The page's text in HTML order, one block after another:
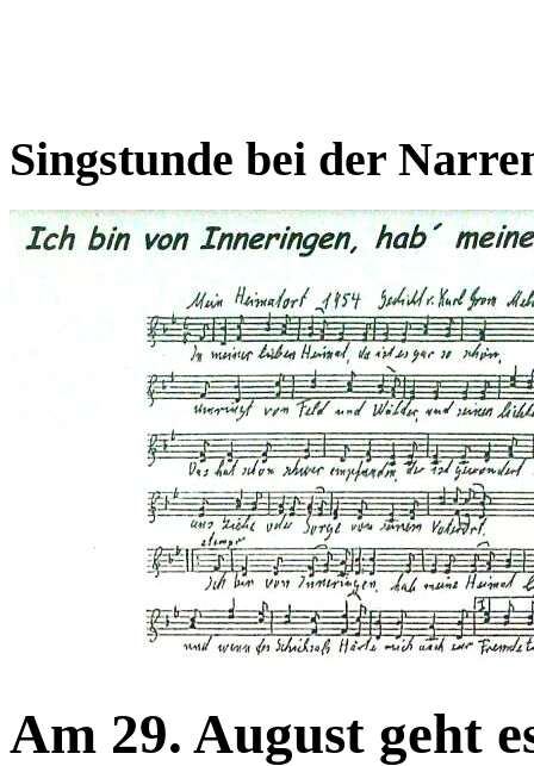
Singstunde bei der
Am 29. August geht